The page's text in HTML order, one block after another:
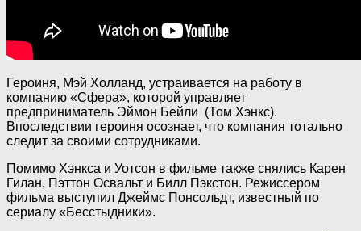
Героиня, Мэй Холланд, устраивается на работу в
компанию «Сфера», которой управляет
предприниматель Эймон Бейли (Том Хэнкс).
Впоследствии героиня осознает, что компания тотально
следит за своими сотрудниками.
Помимо Хэнкса и Уотсон в фильме также снялись Карен
Гилан, Пэттон Освальт и Билл Пэкстон. Режиссером
фильма выступил Джеймс Понсольдт, известный по
сериалу «Бесстыдники».